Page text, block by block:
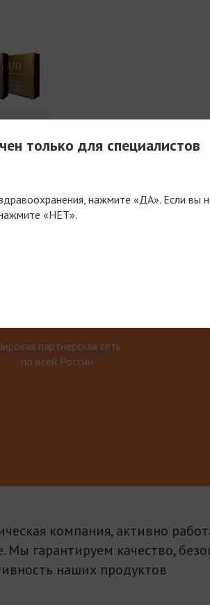
имеющими
партнерская сеть
по всей России
компания, активно
Мы гарантируем качество,
наших продуктов
только для специалистов
нажмите «ДА». Если вы
«НЕТ».